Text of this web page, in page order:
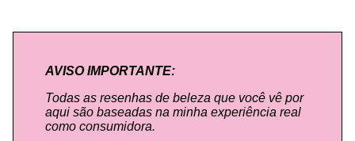
AVISO IMPORTANTE:
Todas as resenhas de beleza que você vê por
aqui são baseadas na minha experiência real
como consumidora.